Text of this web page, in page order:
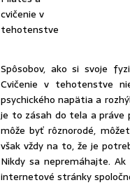
cvičenie v
tehotenstve
Spôsobov, ako si svoje
Cvičenie v tehotenstve
psychického napätia a
je to zásah do tela a práve
môže byť rôznorodé,
však vždy na to, že je
Nikdy sa nepremáhajte.
internetové stránky